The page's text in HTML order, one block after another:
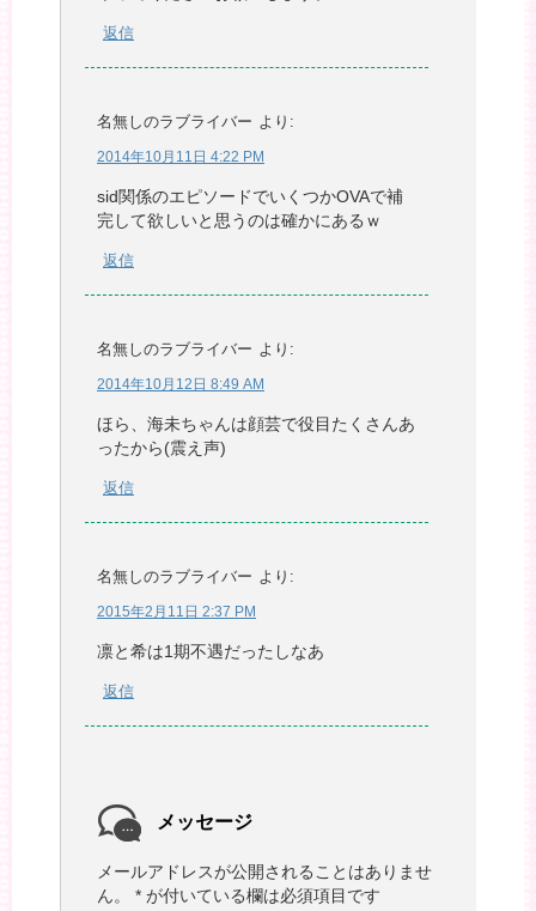
返信
名無しのラブライバー より:
2014年10月11日 4:22 PM
sid関係のエピソードでいくつかOVAで補
完して欲しいと思うのは確かにあるｗ
返信
名無しのラブライバー より:
2014年10月12日 8:49 AM
ほら、海未ちゃんは顔芸で役目たくさんあ
ったから(震え声)
返信
名無しのラブライバー より:
2015年2月11日 2:37 PM
凛と希は1期不遇だったしなあ
返信
メッセージ
メールアドレスが公開されることはありませ
ん。
* が付いている欄は必須項目です